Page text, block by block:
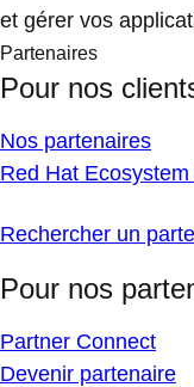
et gérer vos
Partenaires
Pour nos
Nos partenaires
Red Hat
Rechercher un
Pour nos
Partner Connect
Devenir partenaire